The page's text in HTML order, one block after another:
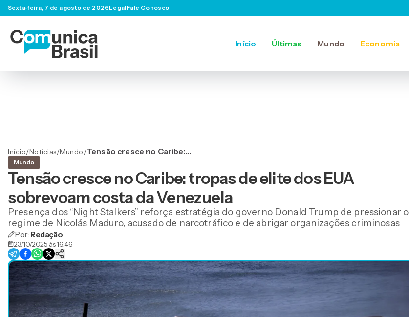
Sexta-feira, 7 de agosto de 2026LegalFale Conosco
Início Últimas Mundo Economia
Início/Notícias/Mundo/Tensão cresce no Caribe:
sobrevoam costa da
Venezuela
Mundo
Tensão cresce no Caribe: tropas de elite dos EUA
sobrevoam costa da Venezuela
Presença dos “Night Stalkers” reforça estratégia do governo Donald Trump de pressionar o
regime de Nicolás Maduro, acusado de narcotráfico e de abrigar organizações criminosas
Por: Redação
23/10/2025 às 16:46